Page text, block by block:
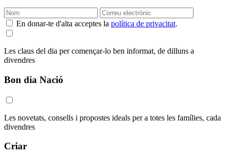
En donar-te d'alta acceptes la política de privacitat.
Les claus del dia per començar-lo ben informat, de dilluns a
divendres
Bon dia Nació
Les novetats, consells i propostes ideals per a totes les famílies, cada
divendres
Criar